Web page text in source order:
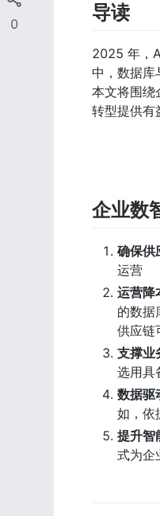
0 导读
2025 年，
中，数据库
本文将围绕
转型提供有
企业数
确保供
运营
运营降
的数据
供应链
支撑业
选用具
数据驱
如，依
提升智
式为企